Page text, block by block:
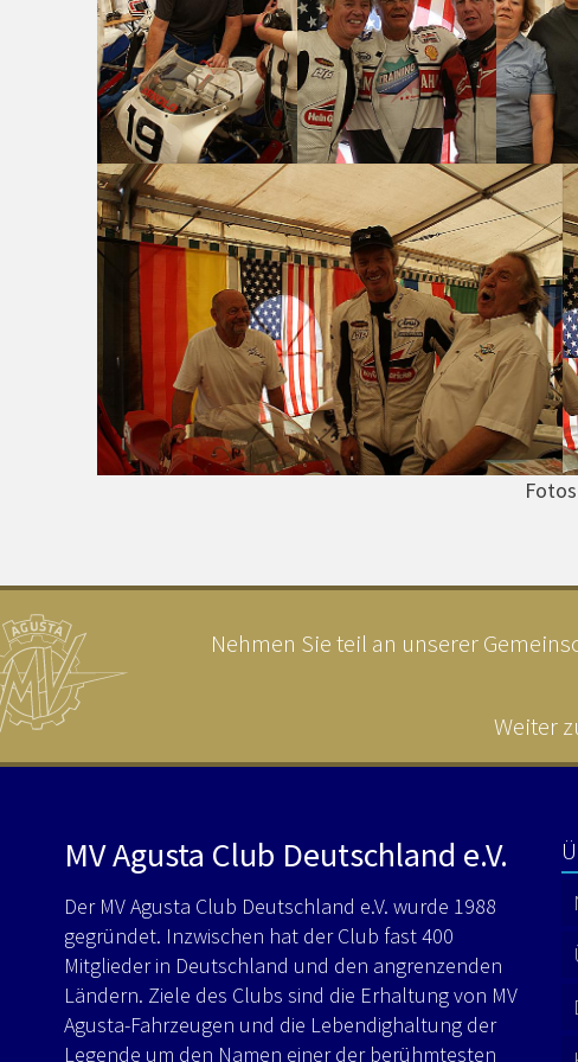
Nehmen Sie teil an unserer
Weiter
MV Agusta Club Deutschland e.V.
Der MV Agusta Club Deutschland e.V. wurde 1988
gegründet. Inzwischen hat der Club fast 400
Mitglieder in Deutschland und den angrenzenden
Ländern. Ziele des Clubs sind die Erhaltung von MV
Agusta-Fahrzeugen und die Lebendighaltung der
Legende um den Namen einer der berühmtesten